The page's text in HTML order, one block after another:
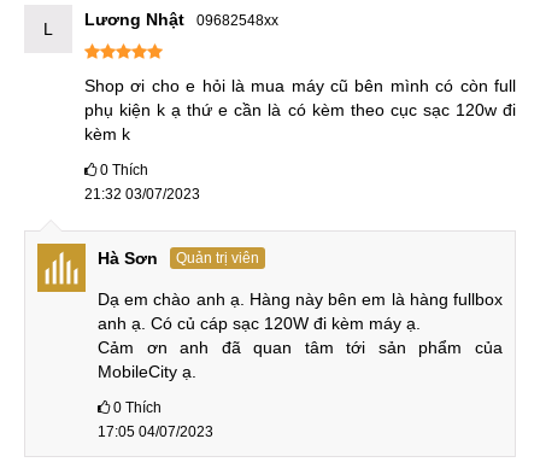
tiền nhiệm của nó, Redmi K40.
Trigger vật lý
Tản nhiệt
Để giải quyết vấn đề nhiệt độ khi chơi game, Redmi K50
kép, loại bỏ nỗi lo quá nhiệt trên các điện thoại chơi game
hiện nay. Xiaomi Redmi K50 Gaming sẽ được đầu tư kỹ
lưỡng để tạo ra một phiên bản chuyên dành cho game thủ,
với hiệu năng vượt trội, đáp ứng đẳng cấp của một
smartphone chơi game thế hệ mới.
Tản nhiệt
L Lương Nhật 09682548xx
Shop ơi cho e hỏi là mua máy cũ bên mình có còn full
phụ kiện k ạ thứ e cần là có kèm theo cục sạc 120w đi
kèm k
0 Thích
21:32 03/07/2023
Hà Sơn Quản trị viên
Dạ em chào anh ạ. Hàng này bên em là hàng fullbox
anh ạ. Có củ cáp sạc 120W đi kèm máy ạ.
Cảm ơn anh đã quan tâm tới sản phẩm của
MobileCity ạ.
0 Thích
17:05 04/07/2023